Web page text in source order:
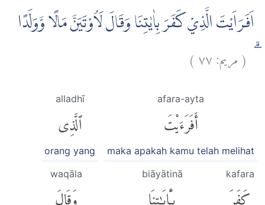
اَفَرَاَيْتَ الَّذِيْ كَفَرَ بِاٰيٰتِنَا وَقَالَ لَاُوْتَيَنَّ مَالًا وَّوَلَدًا
(مريم:٧٧)
afara-ayta
أَفَرَءَيْتَ
maka apakah kamu telah melihat
alladhī
ٱلَّذِى
orang yang
kafara
كَفَرَ
biāyātinā
بِـَٔايَٰتِنَا
waqāla
وَقَالَ